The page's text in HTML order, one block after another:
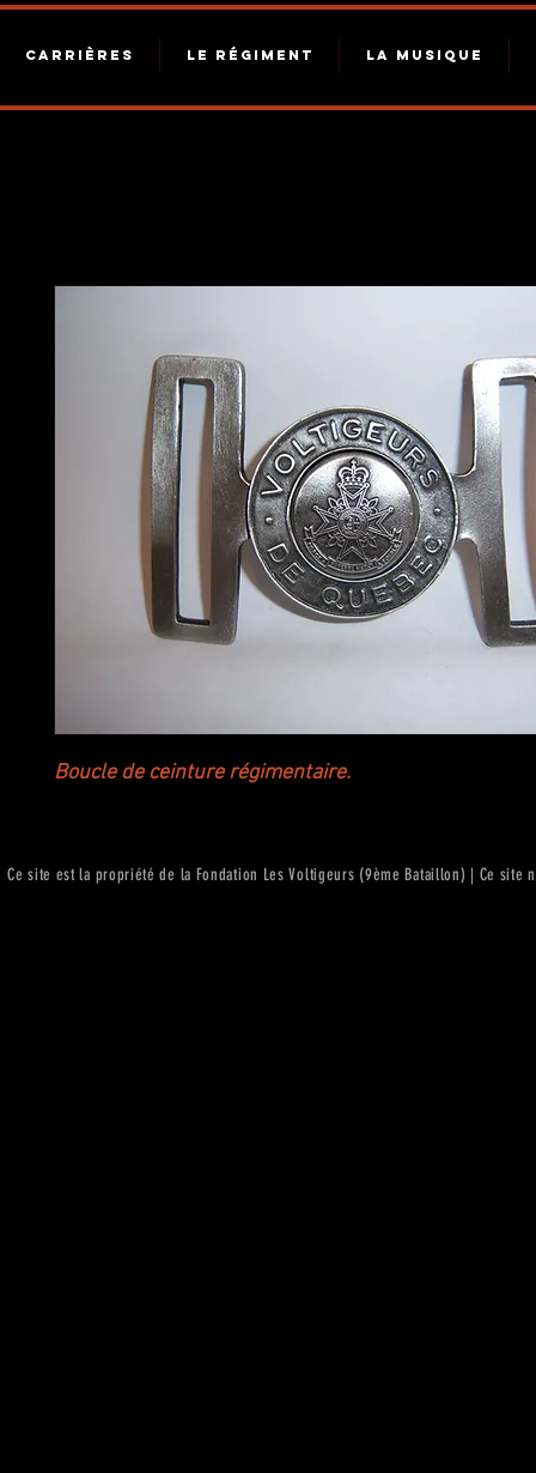
CARRIÈRES LE RÉGIMENT LA MUSIQUE
Boucle de ceinture régimentaire.
Ce site est la propriété de la Fondation Les Voltigeurs (9ème Bataillon) | Ce